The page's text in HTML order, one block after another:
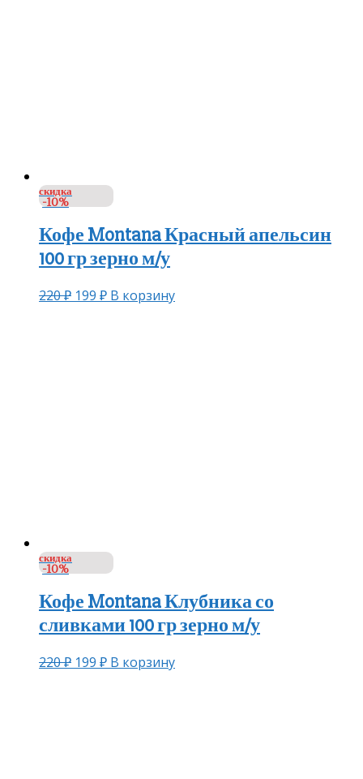
скидка
-10%
Кофе Montana Красный апельсин
100 гр зерно м/у
220₽ 199 ₽ В корзину
скидка
-10%
Кофе Montana Клубника со
сливками 100 гр зерно м/у
220₽ 199 ₽ В корзину